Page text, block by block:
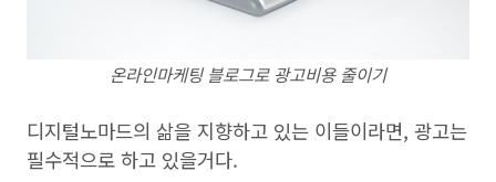
온라인마케팅 블로그로 광고비용 줄이기
디지털노마드의 삶을 지향하고 있는 이들이라면, 광고는
필수적으로 하고 있을거다.